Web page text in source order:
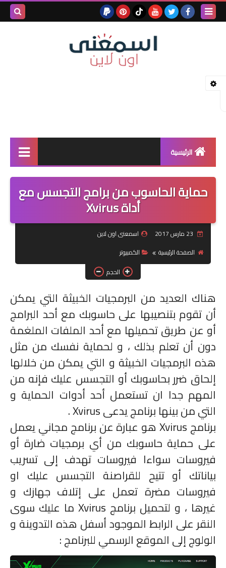
الرئيسية
خدمات بلوجر
بلوجر
كيف تربح
موبايل
كورسات
مقالات
القسم الديني
العناية بالصحة
سياحة
قصص
رياضة
حماية الحاسوب من برامج التجسس مع
أداة Xvirus
اسمعنى اون لاين
الصفحة الرئيسية
الكمبيوتر
الحجم
هناك العديد من البرمجيات الخبيثة التي يمكن
أن تقوم بتنصيبها على حاسوبك مع أحد البرامج
أو عن طريق تحميلها مع أحد الملفات الملغمة
دون أن تعلم بذلك ، و لحماية نفسك من مثل
هذه البرمجيات الخبيثة و التي يمكن من خلالها
إلحاق ضرر بحاسوبك أو التجسس عليك فإنه من
المهم جدا ان تستعمل أحد أدوات الحماية و
التي من بينها برنامج يدعىXvirus
.
برنامج Xvirusهو عبارة عن برنامج مجاني يعمل
على حماية حاسوبك من أي برمجيات ضارة أو
فيروسات سواءا فيروسات تهدف إلى تسريب
بياناتك أو تتيح للقراصنة التجسس عليك او
فيروسات مضرة تعمل على إتلاف جهازك و
غيرها ، و لتحميل برنامج Xvirus ما عليك سوى
النقر على الرابط الموجود أسفل هذه التدوينة و
الولوج إلى الموقع الرسمي للبرنامج :